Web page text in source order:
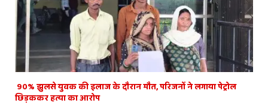
​ 90% झुलसे युवक की इलाज के दौरान मौत, परिजनों ने लगाया पेट्रोल
छिड़ककर हत्या का आरोप